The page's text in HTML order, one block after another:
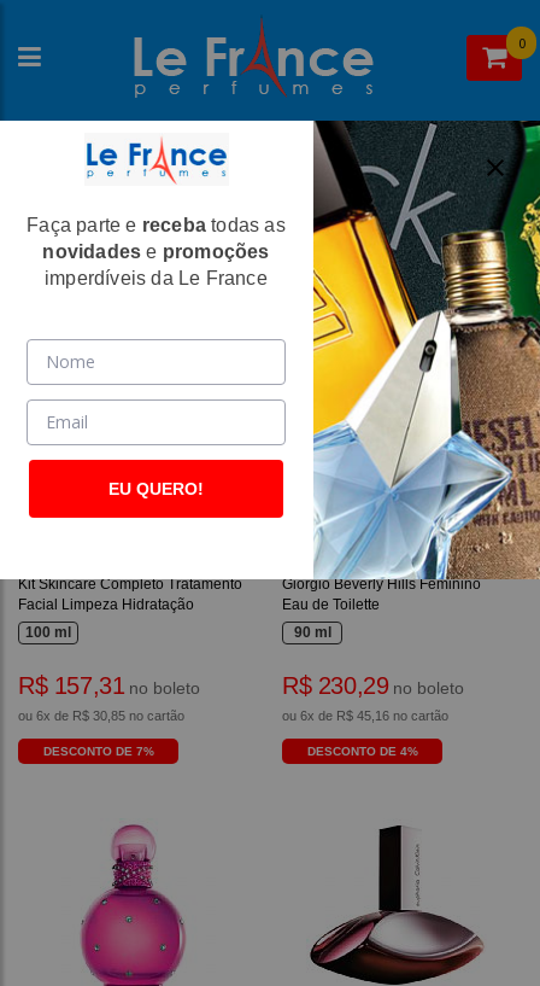
0
Home> Ofertas
Ofertas
Kit Skincare Completo Tratamento
Facial Limpeza Hidratação
100 ml
R$ 157,31 no boleto
ou 6x de R$ 30,85 no cartão
DESCONTO DE 7%
OFERTA
Giorgio Beverly Hills
Giorgio Beverly Hills Feminino
Eau de Toilette
90 ml
R$ 230,29 no boleto
ou 6x de R$ 45,16 no cartão
DESCONTO DE 4%
Faça parte e receba todas as
novidades e promoções
imperdíveis da Le France
EU QUERO!